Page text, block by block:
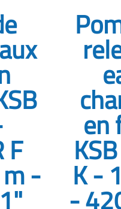
F
-
en
K -